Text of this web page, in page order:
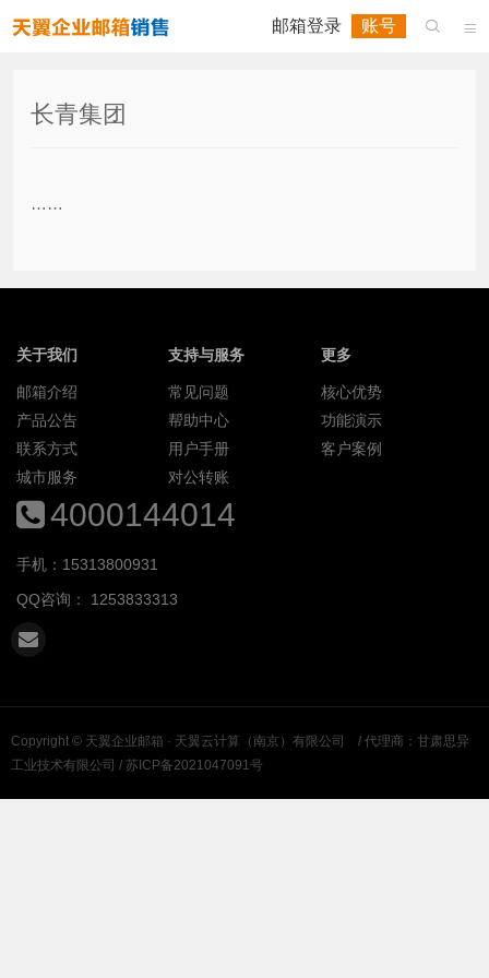

邮箱登录 账号 
长青集团
……
关于我们
邮箱介绍
产品公告
联系方式
城市服务
支持与服务
常见问题
帮助中心
用户手册
对公转账
更多
核心优势
功能演示
客户案例
4000144014
手机：15313800931
QQ咨询： 1253833313
Copyright © 天翼企业邮箱 · 天翼云计算（南京）有限公司
/ 代理商：甘肃思异
工业技术有限公司 / 苏ICP备2021047091号